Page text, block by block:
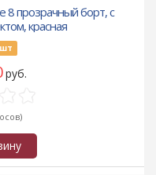
8 прозрачный борт, с
красная
шт
руб.